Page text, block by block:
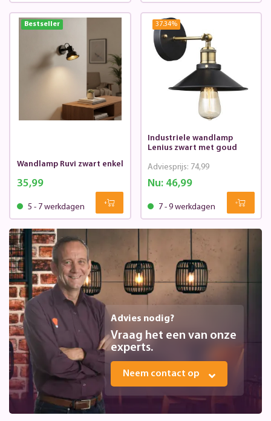
Bestseller
Wandlamp Ruvi zwart enkel
35,99
5 - 7 werkdagen
37.34%
Industriele wandlamp
Lenius zwart met goud
Nu: 46,99
Adviesprijs: 74,99
7 - 9 werkdagen
Advies nodig?
Vraag het een van onze
experts.
Neem contact op